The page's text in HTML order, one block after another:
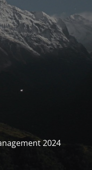
2024